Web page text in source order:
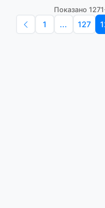
Показано
1 ... 127